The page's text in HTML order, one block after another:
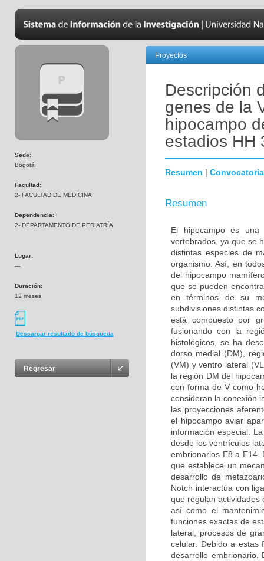
Sede:
Bogotá
Facultad:
2- FACULTAD DE MEDICINA
Dependencia:
2- DEPARTAMENTO DE PEDIATRÍA
Lugar:
---
Duración:
12 meses
Descargar resultado de búsqueda
Regresar
Proyectos
Descripción
genes de la
hipocampo
estadios HH
Resumen | Convocatoria
Resumen
El hipocampo es una
vertebrados, ya que se
distintas especies de
organismo. Así, en
del hipocampo
que se pueden
en términos de su
subdivisiones distintas
está compuesto por
fusionando con la
histológicos, se ha
dorso medial (DM),
(VM) y ventro lateral
la región DM del
con forma de V como
consideran la conexión
las proyecciones
el hipocampo aviar
información especial.
desde los ventrículos
embrionarios E8 a E14.
que establece un
desarrollo de
Notch interactúa con
que regulan actividades
así como el
funciones exactas de
lateral, procesos de
celular. Debido a estas
desarrollo embrionario.